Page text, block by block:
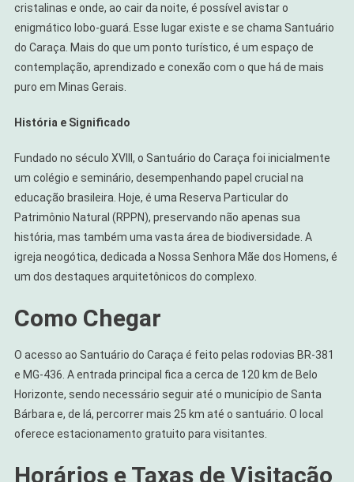
cristalinas e onde, ao cair da noite, é possível avistar o
enigmático lobo-guará. Esse lugar existe e se chama Santuário
do Caraça. Mais do que um ponto turístico, é um espaço de
contemplação, aprendizado e conexão com o que há de mais
puro em Minas Gerais.
História e Significado
Fundado no século XVIII, o Santuário do Caraça foi inicialmente
um colégio e seminário, desempenhando papel crucial na
educação brasileira. Hoje, é uma Reserva Particular do
Patrimônio Natural (RPPN), preservando não apenas sua
história, mas também uma vasta área de biodiversidade. A
igreja neogótica, dedicada a Nossa Senhora Mãe dos Homens, é
um dos destaques arquitetônicos do complexo.
Como Chegar
O acesso ao Santuário do Caraça é feito pelas rodovias BR-381
e MG-436. A entrada principal fica a cerca de 120 km de Belo
Horizonte, sendo necessário seguir até o município de Santa
Bárbara e, de lá, percorrer mais 25 km até o santuário. O local
oferece estacionamento gratuito para visitantes.
Horários e Taxas de Visitação